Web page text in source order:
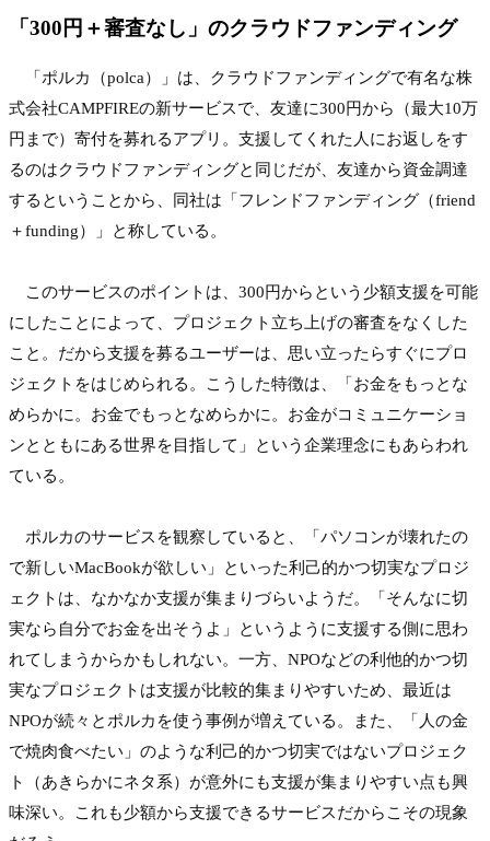
「300円＋審査なし」のクラウドファンディング
「ポルカ（polca）」は、クラウドファンディングで有名な株
式会社CAMPFIREの新サービスで、友達に300円から（最大10万
円まで）寄付を募れるアプリ。支援してくれた人にお返しをす
るのはクラウドファンディングと同じだが、友達から資金調達
するということから、同社は「フレンドファンディング（friend
＋funding）」と称している。
このサービスのポイントは、300円からという少額支援を可能
にしたことによって、プロジェクト立ち上げの審査をなくした
こと。だから支援を募るユーザーは、思い立ったらすぐにプロ
ジェクトをはじめられる。こうした特徴は、「お金をもっとな
めらかに。お金でもっとなめらかに。お金がコミュニケーショ
ンとともにある世界を目指して」という企業理念にもあらわれ
ている。
ポルカのサービスを観察していると、「パソコンが壊れたの
で新しいMacBookが欲しい」といった利己的かつ切実なプロジ
ェクトは、なかなか支援が集まりづらいようだ。「そんなに切
実なら自分でお金を出そうよ」というように支援する側に思わ
れてしまうからかもしれない。一方、NPOなどの利他的かつ切
実なプロジェクトは支援が比較的集まりやすいため、最近は
NPOが続々とポルカを使う事例が増えている。また、「人の金
で焼肉食べたい」のような利己的かつ切実ではないプロジェク
ト（あきらかにネタ系）が意外にも支援が集まりやすい点も興
味深い。これも少額から支援できるサービスだからこその現象